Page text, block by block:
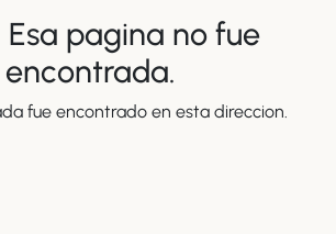
Esa pagina no fue
encontrada.
fue encontrado en esta direccion.